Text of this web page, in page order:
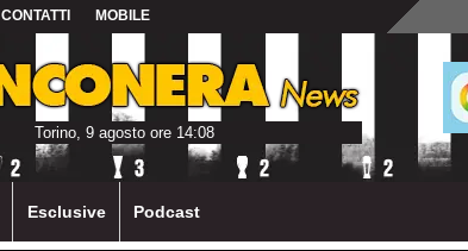
CONTATTI MOBILE
Torino, 9 agosto ore 14:08
Esclusive Podcast